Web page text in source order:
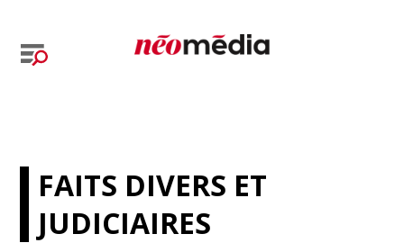
FAITS DIVERS ET
JUDICIAIRES